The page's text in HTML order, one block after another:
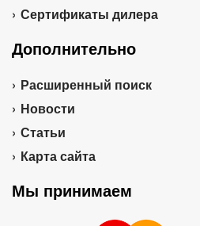
Сертификаты дилера
Дополнительно
Расширенный поиск
Новости
Статьи
Карта сайта
Мы принимаем